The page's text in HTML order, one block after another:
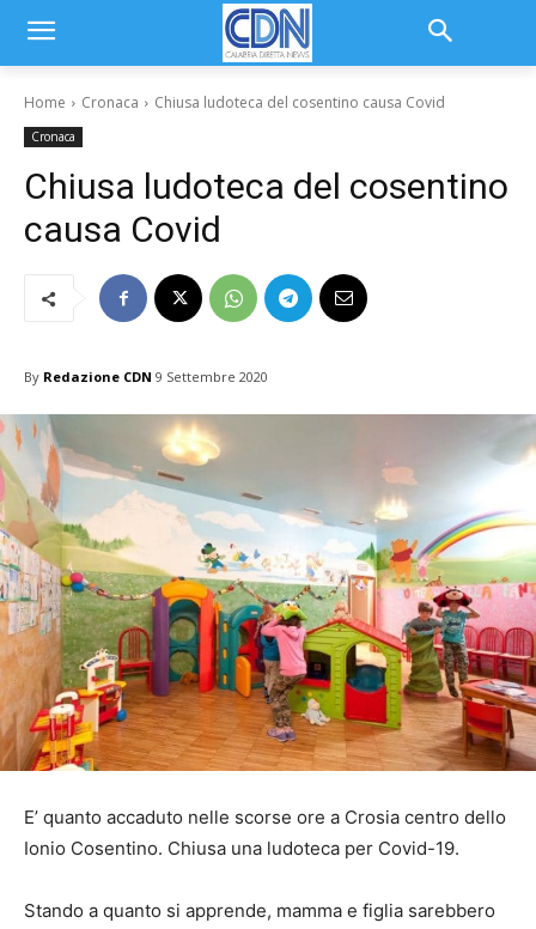
Home Cronaca Chiusa ludoteca del cosentino causa Covid
Cronaca
Chiusa ludoteca del cosentino
causa Covid
By Redazione CDN 9 Settembre 2020
E’ quanto accaduto nelle scorse ore a Crosia centro dello
Ionio Cosentino. Chiusa una ludoteca per Covid-19.
Stando a quanto si apprende, mamma e figlia sarebbero